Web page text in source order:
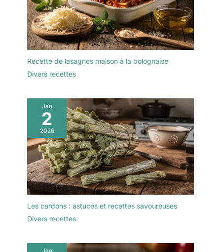
Recette de lasagnes maison à la bolognaise
Divers recettes
Jan
2
2026
Les cardons : astuces et recettes savoureuses
Divers recettes